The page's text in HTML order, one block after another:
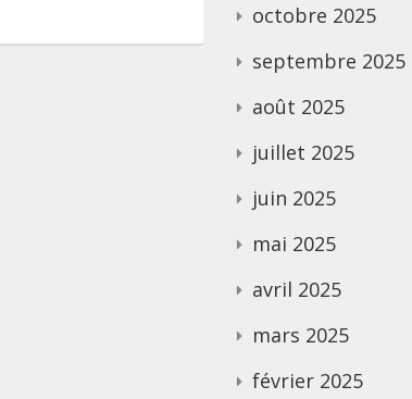
octobre 2025
septembre 2025
août 2025
juillet 2025
juin 2025
mai 2025
avril 2025
mars 2025
février 2025